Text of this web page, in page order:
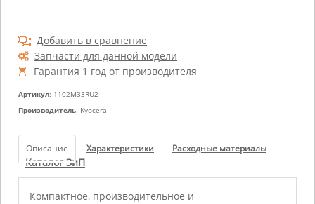
Добавить в сравнение
Запчасти для данной модели
Гарантия 1 год от производителя
Артикул: 1102M33RU2
Производитель: Kyocera
Описание Характеристики Расходные материалы
Каталог ЗиП
Компактное, производительное и